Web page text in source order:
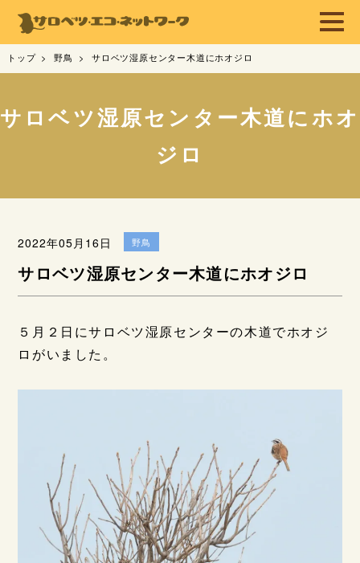
トップ 野鳥 サロベツ湿原センター木道にホオジロ
サロベツ湿原センター木道にホオ
ジロ
2022年05月16日 野鳥
サロベツ湿原センター木道にホオジロ
５月２日にサロベツ湿原センターの木道でホオジ
ロがいました。